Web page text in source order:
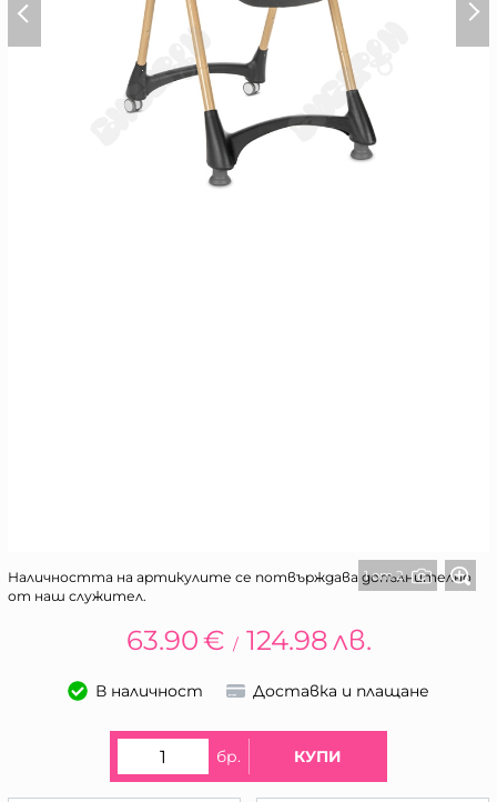
1 от 2
Наличността на артикулите се потвърждава допълнително
от наш служител.
63.90€ / 124.98 лв.
В наличност Доставка и плащане
бр. КУПИ